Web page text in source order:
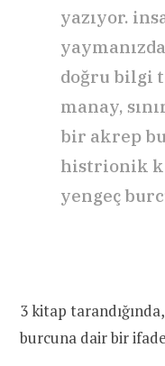
yazıyor.
doğru bilgi
manay,
bir akrep
histrionik
yengeç
3 kitap
burcuna dair bir